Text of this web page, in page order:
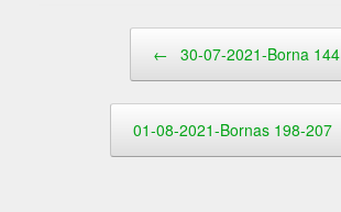
← 30-07-2021-Borna 144
01-08-2021-Bornas 198-207